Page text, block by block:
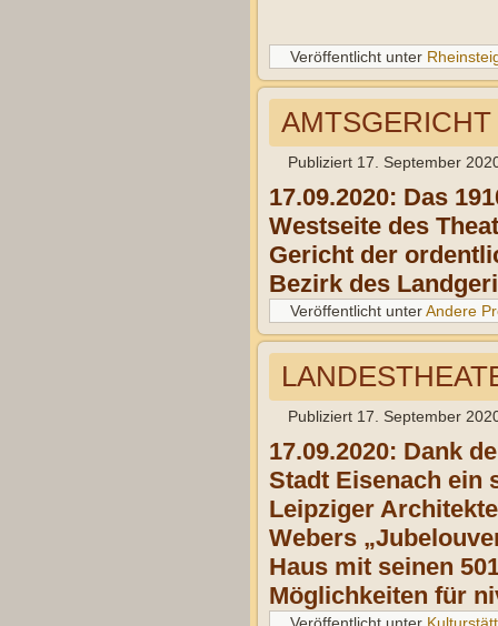
Veröffentlicht unter
Publiziert 17. September
17.09.2020: Das
Westseite des
Gericht der
Bezirk des
Veröffentlicht unterAndere
Publiziert 17. September
17.09.2020: Dank
Stadt Eisenach ein
Leipziger
Webers
Haus mit seinen
Möglichkeiten für